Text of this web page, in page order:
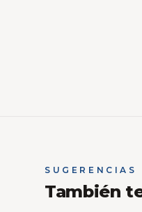
SUGERENCIAS
También